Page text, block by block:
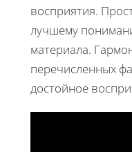
восприятия.
лучшему
материала.
перечисленных
достойное